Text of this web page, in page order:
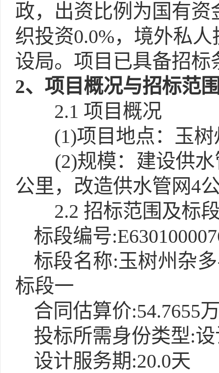
政，出资比例为国有资
织投资0.0%，境外私
设局。项目已具备招
2、项目概况与招标范
2.1 项目概况
(1)项目地点：玉
(2)规模：建设供
公里，改造供水管网4
2.2 招标范围及标
标段编号
标段名称:玉树州杂
标段一
合同估算价:54.7655
投标所需身份类型:
设计服务期:20.0天